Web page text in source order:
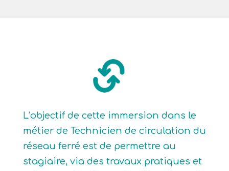
L’objectif de cette immersion dans le
métier de Technicien de circulation du
réseau ferré est de permettre au
stagiaire, via des travaux pratiques et